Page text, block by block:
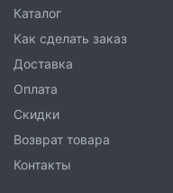
Каталог
Как сделать заказ
Доставка
Оплата
Скидки
Возврат товара
Контакты